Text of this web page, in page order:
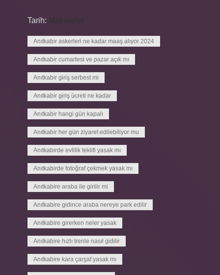
Tarih:
Anıtkabir askerleri ne kadar maaş alıyor 2024
Anıtkabir cumartesi ve pazar açık mı
Anıtkabir giriş serbest mi
Anıtkabir giriş ücreti ne kadar
Anıtkabir hangi gün kapalı
Anıtkabir her gün ziyaret edilebiliyor mu
Anıtkabirde evlilik teklifi yasak mı
Anıtkabirde fotoğraf çekmek yasak mı
Anıtkabire araba ile girilir mi
Anıtkabire gidince araba nereye park edilir
Anıtkabire girerken neler yasak
Anıtkabire hızlı trenle nasıl gidilir
Anıtkabire kara çarşaf yasak mı